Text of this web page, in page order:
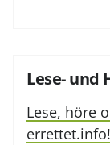
Lese- und
Lese, höre
errettet.info!